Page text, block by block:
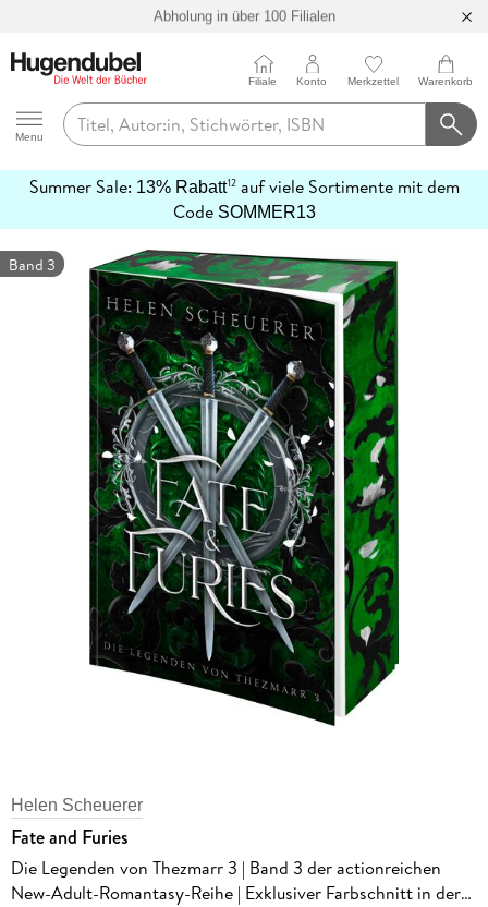
Abholung in über 100 Filialen
Hugendubel
Menu
Filiale Konto Merkzettel Warenkorb
Summer Sale: 13% Rabatt12auf viele Sortimente mit dem
Code SOMMER13
erfahren
Band 3
Helen Scheuerer
Fate and Furies
Die Legenden von Thezmarr 3 | Band 3 der actionreichen
New-Adult-Romantasy-Reihe | Exklusiver Farbschnitt in der